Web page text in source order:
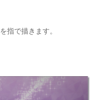
指で描きます。